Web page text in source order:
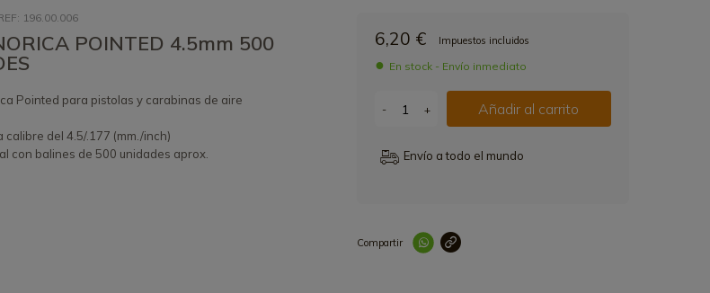
196.00.006
POINTED 4.5mm 500
Pointed para pistolas y carabinas de aire
calibre del 4.5/.177 (mm./inch)
con balines de 500 unidades aprox.
6,20 € Impuestos incluidos
En stock - Envío inmediato
- + Añadir al carrito
Envío a todo el mundo
Compartir